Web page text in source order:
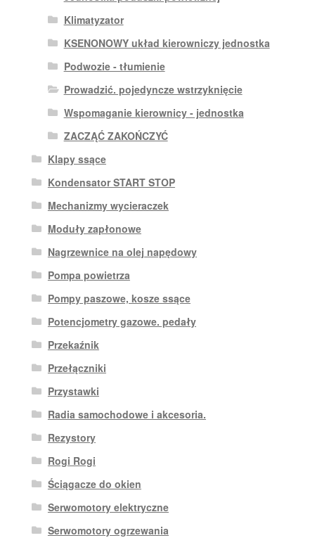
Klimatyzator
KSENONOWY układ kierowniczy jednostka
Podwozie - tłumienie
Prowadzić. pojedyncze wstrzyknięcie
Wspomaganie kierownicy - jednostka
ZACZĄĆ ZAKOŃCZYĆ
Klapy ssące
Kondensator START STOP
Mechanizmy wycieraczek
Moduły zapłonowe
Nagrzewnice na olej napędowy
Pompa powietrza
Pompy paszowe, kosze ssące
Potencjometry gazowe. pedały
Przekaźnik
Przełączniki
Przystawki
Radia samochodowe i akcesoria.
Rezystory
Rogi Rogi
Ściągacze do okien
Serwomotory elektryczne
Serwomotory ogrzewania